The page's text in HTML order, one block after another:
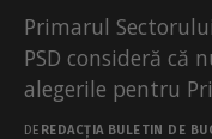
Primarul
PSD consideră că
alegerile pentru
organizate anul
DE REDACȚIA BULETIN DE